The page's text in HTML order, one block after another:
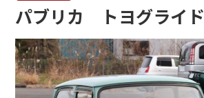
パブリカ トヨグライド